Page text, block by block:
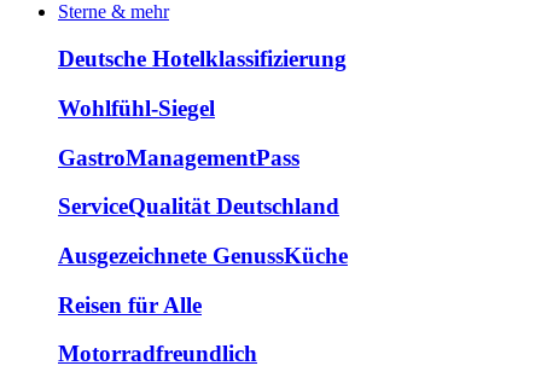
Sterne & mehr
Deutsche Hotelklassifizierung
Wohlfühl-Siegel
GastroManagementPass
ServiceQualität Deutschland
Ausgezeichnete GenussKüche
Reisen für Alle
Motorradfreundlich